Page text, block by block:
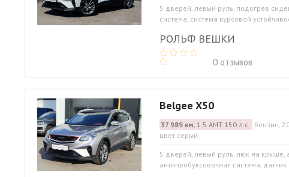
5 дверей, левый руль, подогрев
система, система курсовой
РОЛЬФ ВЕШКИ
0 отзывов
Belgee X50
37 989 км,1.5 АМТ 150 л.с. бензин,
цвет серый
5 дверей, левый руль, люк на крыше,
антипробуксовочная система,